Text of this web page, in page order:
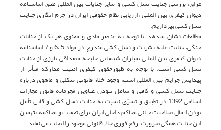
عراق، بررسی جنایت نسل کشی و سایر جنایات بین المللی طبق اساسنامه
دیوان کیفری بین المللی ،ارزیابی نظام حقوقی ایران در جرم انگاری جنایت
نسل کشی بپردازیم.
مطالعات نشان میدهد، با توجه به عناصر مادی و معنوی هر یک از جنایات
جنگی، جنایت علیه بشریت و نسل کشی مندرج در مواد 5 ،6 و 7 اساسنامه
دیوان کیفری بین المللی،بمباران شیمیایی حلبچه مصداقی بارزی از جنایت
نسل کشی است. با توجه به ظهورحقوق کیفری امنیت مدارکه متأثر از
پیدایش جرایم بین المللی است، وجود خلاء قانونی شکلی و ماهوی درباره
جنایت نسل کشی و کافی و شامل نبودن عناوین مجرمانه قانون مجازات
اسلامی 1392 در تطبیق و تسرّی نسبت به جنایت نسل کشی و قابل تأمل
بودن اِعمال صلاحیت جهانی محاکم داخلی ایران برای تعقیب و محاکمه متهمین
این جنایت همگی ضرورت، رفع فوری خلاء قانونی موجود را ایجاب می نماید .